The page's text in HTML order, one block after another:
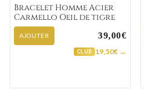
Bracelet Homme Acier
Carmello Oeil de tigre
AJOUTER 39,00€
CLUB 19,50€ →